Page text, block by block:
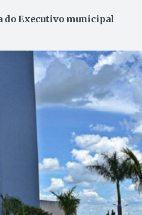
do Executivo municipal